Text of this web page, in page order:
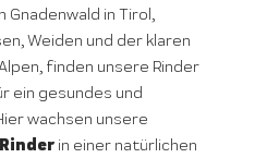
Gnadenwald in Tirol,
Weiden und der klaren
finden unsere Rinder
ein gesundes und
wachsen unsere
in einer natürlichen